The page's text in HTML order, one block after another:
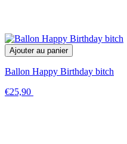
Ajouter au panier
Ballon Happy Birthday bitch
€25,90